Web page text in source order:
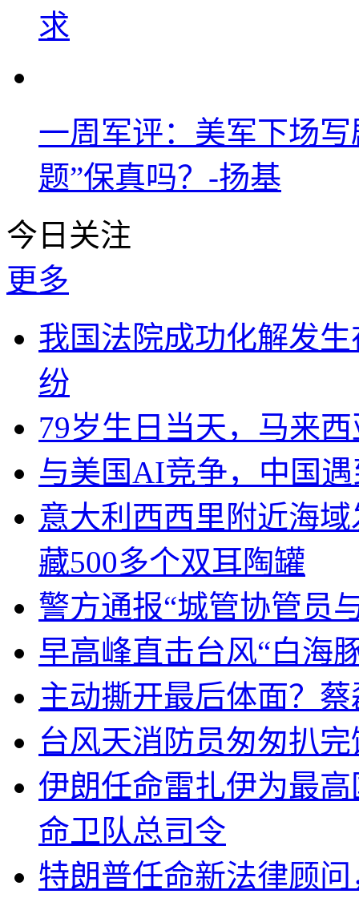
求
一周军评：美军下场
题”保真吗？-扬基
今日关注
更多
我国法院成功化解发
纷
79岁生日当天，马来
与美国AI竞争，中国
意大利西西里附近海
藏500多个双耳陶罐
警方通报“城管协管员
早高峰直击台风“白海
主动撕开最后体面？
台风天消防员匆匆扒
伊朗任命雷扎伊为最
命卫队总司令
特朗普任命新法律顾